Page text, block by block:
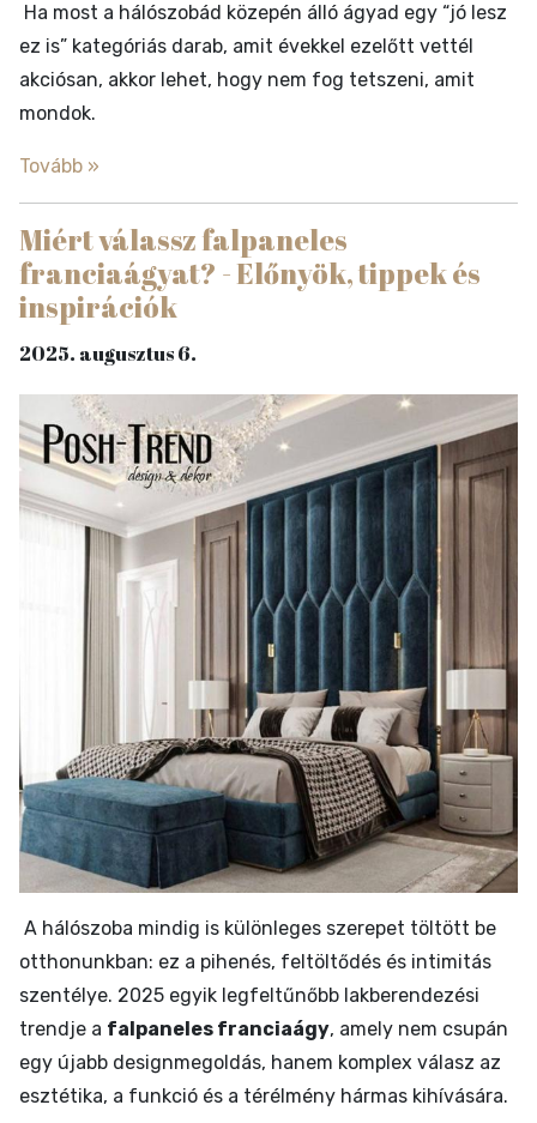
Ha most a hálószobád közepén álló ágyad egy “jó lesz
ez is” kategóriás darab, amit évekkel ezelőtt vettél
akciósan, akkor lehet, hogy nem fog tetszeni, amit
mondok.
Tovább »
Miért válassz falpaneles
franciaágyat? - Előnyök, tippek és
inspirációk
2025. augusztus 6.
A hálószoba mindig is különleges szerepet töltött be
otthonunkban: ez a pihenés, feltöltődés és intimitás
szentélye. 2025 egyik legfeltűnőbb lakberendezési
trendje a falpaneles franciaágy, amely nem csupán
egy újabb designmegoldás, hanem komplex válasz az
esztétika, a funkció és a térélmény hármas kihívására.